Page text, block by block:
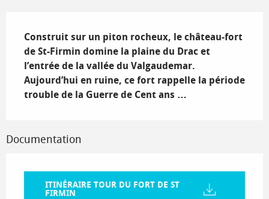
Construit sur un piton rocheux, le château-fort
de St-Firmin domine la plaine du Drac et
l’entrée de la vallée du Valgaudemar.
Aujourd’hui en ruine, ce fort rappelle la période
trouble de la Guerre de Cent ans …
Documentation
ITINÉRAIRE TOUR DU FORT DE ST
FIRMIN